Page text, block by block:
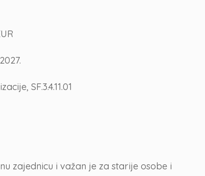
SF.3.4.11.01
zajednicu i važan je za starije osobe i